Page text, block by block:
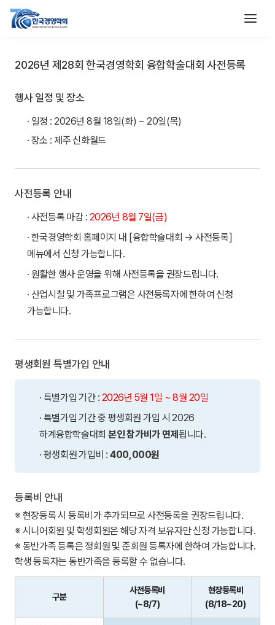
2026년 제28회 한국경영학회 융합학술대회 사전등록
행사 일정 및 장소
· 일정 : 2026년 8월 18일(화) ~ 20일(목)
· 장소 : 제주 신화월드
사전등록 안내
· 사전등록 마감 : 2026년 8월 7일(금)
· 한국경영학회 홈페이지 내 [융합학술대회 → 사전등록]
메뉴에서 신청 가능합니다.
· 원활한 행사 운영을 위해 사전등록을 권장드립니다.
· 산업시찰 및 가족프로그램은 사전등록자에 한하여 신청
가능합니다.
평생회원 특별가입 안내
· 특별가입 기간 : 2026년 5월 1일 ~ 8월 20일
· 특별가입 기간 중 평생회원 가입 시 2026
하계융합학술대회 본인 참가비가 면제됩니다.
· 평생회원 가입비 :400,000원
등록비 안내
※ 현장등록 시 등록비가 추가되므로 사전등록을 권장드립니다.
※ 시니어회원 및 학생회원은 해당 자격 보유자만 신청 가능합니다.
※ 동반가족 등록은 정회원 및 준회원 등록자에 한하여 가능합니다.
학생 등록자는 동반가족을 등록할 수 없습니다.
구분
사전등록비
(~8/7)
현장등록비
(8/18~20)